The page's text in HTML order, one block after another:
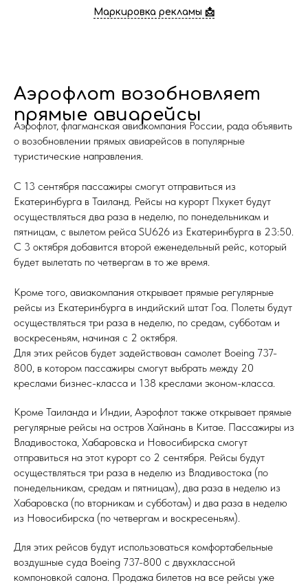
Маркировка рекламы 📩
Аэрофлот возобновляет
прямые авиарейсы
Аэрофлот, флагманская авиакомпания России, рада объявить
о возобновлении прямых авиарейсов в популярные
туристические направления.
С 13 сентября пассажиры смогут отправиться из
Екатеринбурга в Таиланд. Рейсы на курорт Пхукет будут
осуществляться два раза в неделю, по понедельникам и
пятницам, с вылетом рейса SU626 из Екатеринбурга в 23:50.
С 3 октября добавится второй еженедельный рейс, который
будет вылетать по четвергам в то же время.
Кроме того, авиакомпания открывает прямые регулярные
рейсы из Екатеринбурга в индийский штат Гоа. Полеты будут
осуществляться три раза в неделю, по средам, субботам и
воскресеньям, начиная с 2 октября.
Для этих рейсов будет задействован самолет Boeing 737-
800, в котором пассажиры смогут выбрать между 20
креслами бизнес-класса и 138 креслами эконом-класса.
Кроме Таиланда и Индии, Аэрофлот также открывает прямые
регулярные рейсы на остров Хайнань в Китае. Пассажиры из
Владивостока, Хабаровска и Новосибирска смогут
отправиться на этот курорт со 2 сентября. Рейсы будут
осуществляться три раза в неделю из Владивостока (по
понедельникам, средам и пятницам), два раза в неделю из
Хабаровска (по вторникам и субботам) и два раза в неделю
из Новосибирска (по четвергам и воскресеньям).
Для этих рейсов будут использоваться комфортабельные
воздушные суда Boeing 737-800 с двухклассной
компоновкой салона. Продажа билетов на все рейсы уже